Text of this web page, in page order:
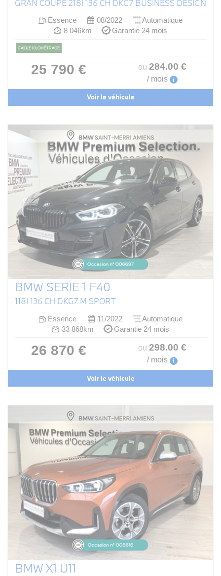
GRAN COUPE 218I 136 CH DKG7 BUSINESS DESIGN
Essence 08/2022
Automatique
8 046km
Garantie 24 mois
FAIBLE KILOMÉTRAGE
25 790 € ou 284.00 €
/ mois i
Voir le véhicule
BMW SERIE 1 F40
118I 136 CH DKG7 M SPORT
Essence 11/2022
Automatique
33 868km
Garantie 24 mois
26 870 € ou 298.00 €
/ mois i
Voir le véhicule
BMW X1 U11